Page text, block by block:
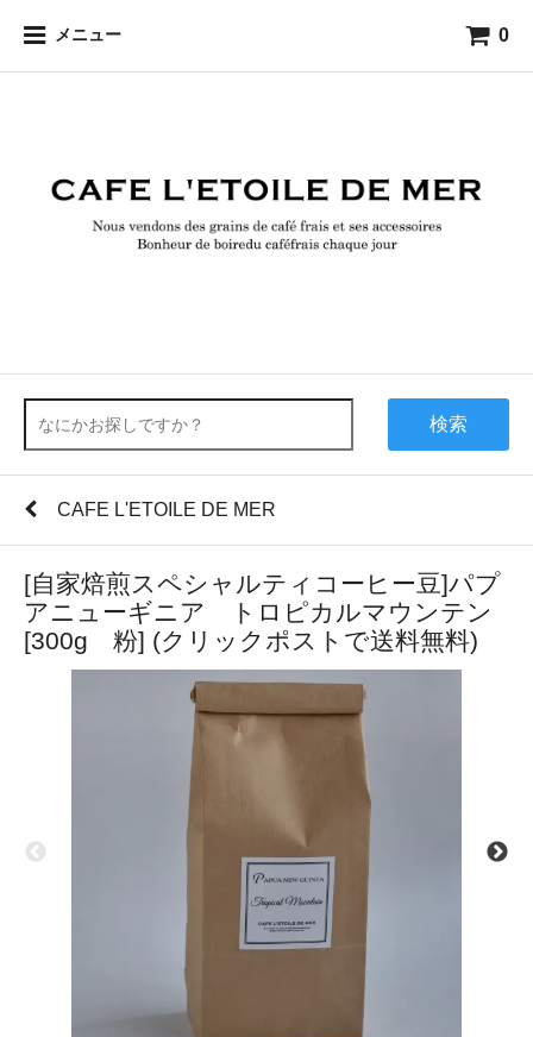
メニュー 0
検索
CAFE L'ETOILE DE MER
[自家焙煎スペシャルティコーヒー豆]パプ
アニューギニア トロピカルマウンテン
[300g 粉] (クリックポストで送料無料)